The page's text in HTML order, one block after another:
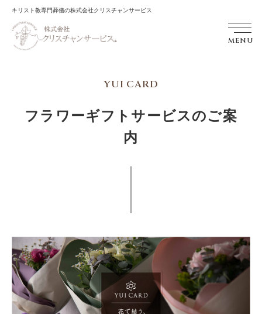
キリスト教専門葬儀の株式会社クリスチャンサービス
MENU
YUI CARD
フラワーギフトサービスのご案
内